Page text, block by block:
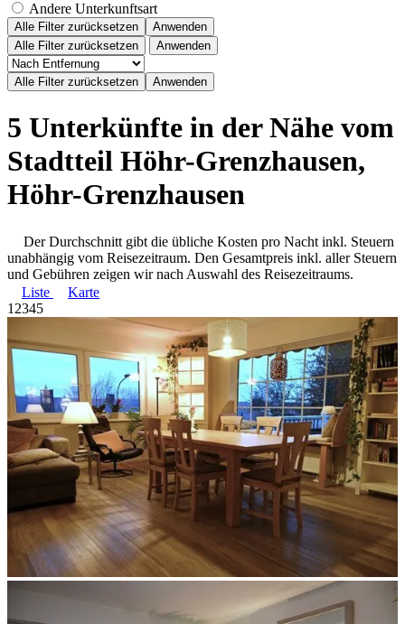
Andere Unterkunftsart
Alle Filter zurücksetzen
Anwenden
Alle Filter zurücksetzen
Anwenden
5 Unterkünfte in der Nähe vom
Stadtteil Höhr-Grenzhausen,
Höhr-Grenzhausen
Der Durchschnitt gibt die übliche Kosten pro Nacht inkl. Steuern
unabhängig vom Reisezeitraum. Den Gesamtpreis inkl. aller Steuern
und Gebühren zeigen wir nach Auswahl des Reisezeitraums.
Liste
Karte
1 2345